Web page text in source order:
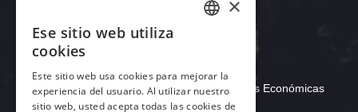
Descargar Acrobat Reader
© 2026 Illinois de Comercio y Oportunidades Económicas
Illinois , Oficina de Turismo